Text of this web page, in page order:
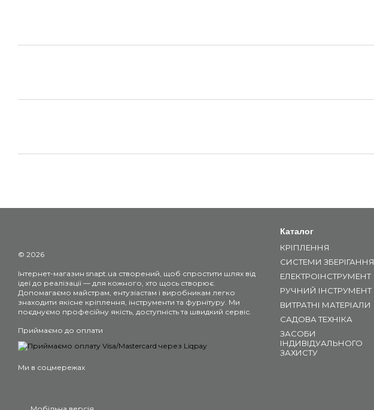
© 2026
Інтернет-магазин snapt.ua створений, щоб спростити шлях від
ідеї до реалізації — для кожного, хто щось створює.
Допомагаємо майстрам, ентузіастам і виробникам легко
знаходити якісне кріплення, інструменти та фурнітуру. Ми
поєднуємо професійну якість, доступність та швидкий сервіс.
Приймаємо до оплати
Ми в соцмережах
Каталог
КРІПЛЕННЯ
СИСТЕМИ ЗБЕРІГАННЯ
ЕЛЕКТРОІНСТРУМЕНТ
РУЧНИЙ ІНСТРУМЕНТ
ВИТРАТНІ МАТЕРІАЛИ
САДОВА ТЕХНІКА
ЗАСОБИ
ІНДИВІДУАЛЬНОГО
ЗАХИСТУ